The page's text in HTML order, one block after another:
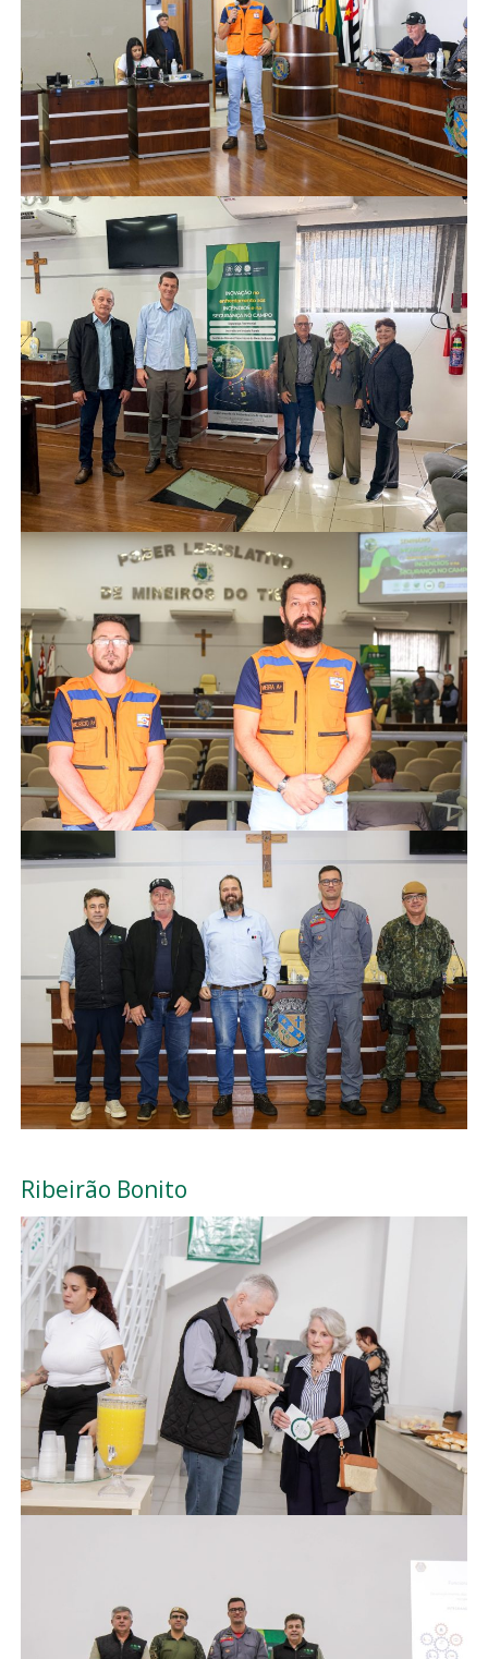
Ribeirão Bonito